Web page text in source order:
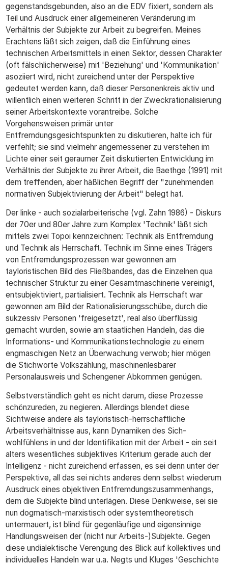
gegenstandsgebunden, also an die EDV fixiert, sondern als
Teil und Ausdruck einer allgemeineren Veränderung im
Verhältnis der Subjekte zur Arbeit zu begreifen. Meines
Erachtens läßt sich zeigen, daß die Einführung eines
technischen Arbeitsmittels in einen Sektor, dessen Charakter
(oft fälschlicherweise) mit 'Beziehung' und 'Kommunikation'
asoziiert wird, nicht zureichend unter der Perspektive
gedeutet werden kann, daß dieser Personenkreis aktiv und
willentlich einen weiteren Schritt in der Zweckrationalisierung
seiner Arbeitskontexte vorantreibe. Solche
Vorgehensweisen primär unter
Entfremdungsgesichtspunkten zu diskutieren, halte ich für
verfehlt; sie sind vielmehr angemessener zu verstehen im
Lichte einer seit geraumer Zeit diskutierten Entwicklung im
Verhältnis der Subjekte zu ihrer Arbeit, die Baethge (1991) mit
dem treffenden, aber häßlichen Begriff der "zunehmenden
normativen Subjektivierung der Arbeit" belegt hat.
Der linke - auch sozialarbeiterische (vgl. Zahn 1986) - Diskurs
der 70er und 80er Jahre zum Komplex 'Technik' läßt sich
mittels zwei Topoi kennzeichnen: Technik als Entfremdung
und Technik als Herrschaft. Technik im Sinne eines Trägers
von Entfremdungsprozessen war gewonnen am
tayloristischen Bild des Fließbandes, das die Einzelnen qua
technischer Struktur zu einer Gesamtmaschinerie vereinigt,
entsubjektiviert, partialisiert. Technik als Herrschaft war
gewonnen am Bild der Rationalisierungsschübe, durch die
sukzessiv Personen 'freigesetzt', real also überflüssig
gemacht wurden, sowie am staatlichen Handeln, das die
Informations- und Kommunikationstechnologie zu einem
engmaschigen Netz an Überwachung verwob; hier mögen
die Stichworte Volkszählung, maschinenlesbarer
Personalausweis und Schengener Abkommen genügen.
Selbstverständlich geht es nicht darum, diese Prozesse
schönzureden, zu negieren. Allerdings blendet diese
Sichtweise andere als tayloristisch-herrschaftliche
Arbeitsverhältnisse aus, kann Dynamiken des Sich-
wohlfühlens in und der Identifikation mit der Arbeit - ein seit
alters wesentliches subjektives Kriterium gerade auch der
Intelligenz - nicht zureichend erfassen, es sei denn unter der
Perspektive, all das sei nichts anderes denn selbst wiederum
Ausdruck eines objektiven Entfremdungszusammenhangs,
dem die Subjekte blind unterlägen. Diese Denkweise, sei sie
nun dogmatisch-marxistisch oder systemtheoretisch
untermauert, ist blind für gegenläufige und eigensinnige
Handlungsweisen der (nicht nur Arbeits-)Subjekte. Gegen
diese undialektische Verengung des Blick auf kollektives und
individuelles Handeln war u.a. Negts und Kluges 'Geschichte